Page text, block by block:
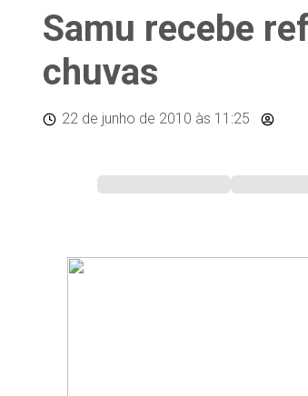
Samu recebe
chuvas
22 de junho de 2010 às 11:25